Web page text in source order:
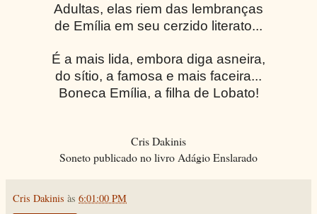
Adultas, elas riem das lembranças
de Emília em seu cerzido literato...
É a mais lida, embora diga asneira,
do sítio, a famosa e mais faceira...
Boneca Emília, a filha de Lobato!
Cris Dakinis
Soneto publicado no livro Adágio Enslarado
Cris Dakinis às 6:01:00 PM